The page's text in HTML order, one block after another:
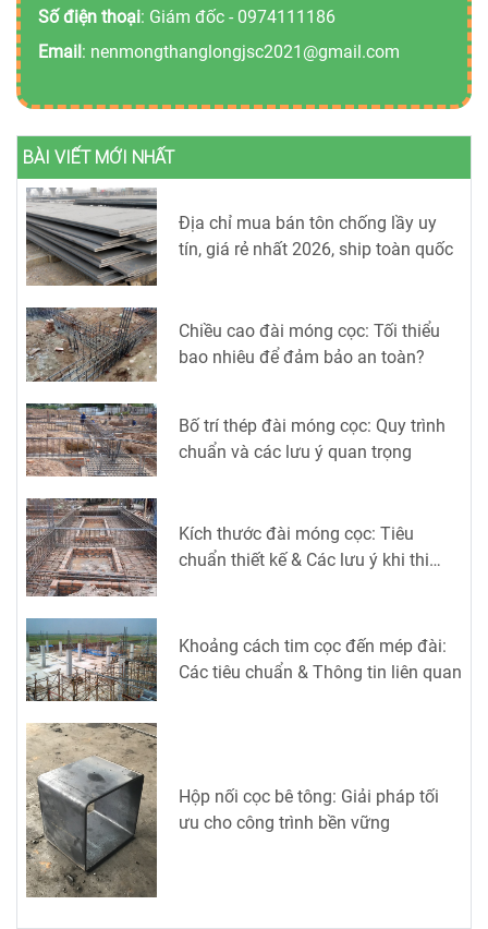
Số điện thoại: Giám đốc - 0974111186
Email: nenmongthanglongjsc2021@gmail.com
BÀI VIẾT MỚI NHẤT
Địa chỉ mua bán tôn chống lầy uy
tín, giá rẻ nhất 2026, ship toàn quốc
Chiều cao đài móng cọc: Tối thiểu
bao nhiêu để đảm bảo an toàn?
Bố trí thép đài móng cọc: Quy trình
chuẩn và các lưu ý quan trọng
Kích thước đài móng cọc: Tiêu
chuẩn thiết kế & Các lưu ý khi thi
Khoảng cách tim cọc đến mép đài:
Các tiêu chuẩn & Thông tin liên quan
Hộp nối cọc bê tông: Giải pháp tối
ưu cho công trình bền vững